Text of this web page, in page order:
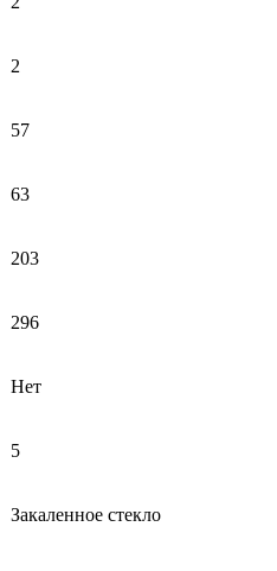
2
57
63
203
296
Нет
5
Закаленное стекло